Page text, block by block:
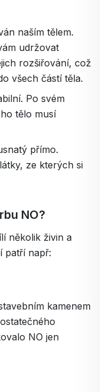
naším tělem.
udržovat
rozšiřování, což
všech částí těla.
Po svém
tělo musí
přímo.
ze kterých si
NO?
několik živin a
patří např:
kamenem
NO jen